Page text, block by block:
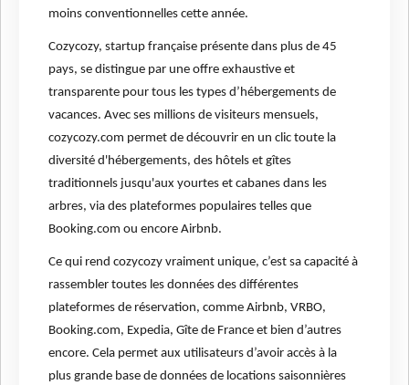
moins conventionnelles cette année.
Cozycozy, startup française présente dans plus de 45
pays, se distingue par une offre exhaustive et
transparente pour tous les types d’hébergements de
vacances. Avec ses millions de visiteurs mensuels,
cozycozy.com permet de découvrir en un clic toute la
diversité d'hébergements, des hôtels et gîtes
traditionnels jusqu'aux yourtes et cabanes dans les
arbres, via des plateformes populaires telles que
Booking.com ou encore Airbnb.
Ce qui rend cozycozy vraiment unique, c’est sa capacité à
rassembler toutes les données des différentes
plateformes de réservation, comme Airbnb, VRBO,
Booking.com, Expedia, Gîte de France et bien d’autres
encore. Cela permet aux utilisateurs d’avoir accès à la
plus grande base de données de locations saisonnières